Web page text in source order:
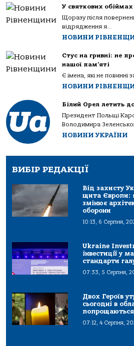
У святкових обіймах
Щоразу після
відрядження я...
НОВИНИ
Стус на гривні: не
нашої пам’яті
Є імена, які не повинні
НОВИНИ
Білий Орел летить
Президент Польщі
Володимира
НОВИНИ УКРАЇНИ
ВИБІР РЕДАКЦІЇ
Від захисту
щита Європи:
змінює
оборони
10:13, 6 Серпня,
Ukraine
інвестиції у
стандарти
07:33, 5 Серпня,
Двох Героїв
сьогодні в
попрощаються
07:12, 4 Серпня,